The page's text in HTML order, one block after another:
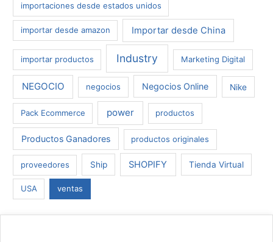
importaciones desde estados unidos
importar desde amazon Importar desde China
importar productos Industry Marketing Digital
NEGOCIO negocios Negocios Online Nike
Pack Ecommerce power productos
Productos Ganadores productos originales
proveedores Ship SHOPIFY Tienda Virtual
USA ventas